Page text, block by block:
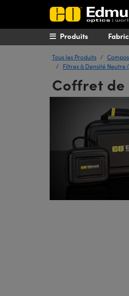
Produits
Tous les Produits
Filtres à Densité Neutre
Coffret de